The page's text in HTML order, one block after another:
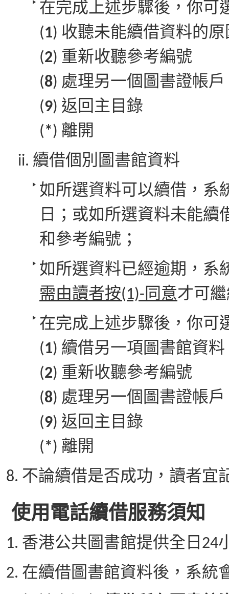
在完成上述步驟後，你可
(1) 收聽未能續借資料的原
(2) 重新收聽參考編號
(8) 處理另一個圖書證帳戶
(9) 返回主目錄
(*) 離開
續借個別圖書館資料
如所選資料可以續借，系
日；或如所選資料未能續
和參考編號；
如所選資料已經逾期，系
需由讀者按(1)-同意才可
在完成上述步驟後，你可
(1) 續借另一項圖書館資料
(2) 重新收聽參考編號
(8) 處理另一個圖書證帳戶
(9) 返回主目錄
(*) 離開
不論續借是否成功，讀者宜
使用電話續借服務須知
香港公共圖書館提供全日24
在續借圖書館資料後，系統